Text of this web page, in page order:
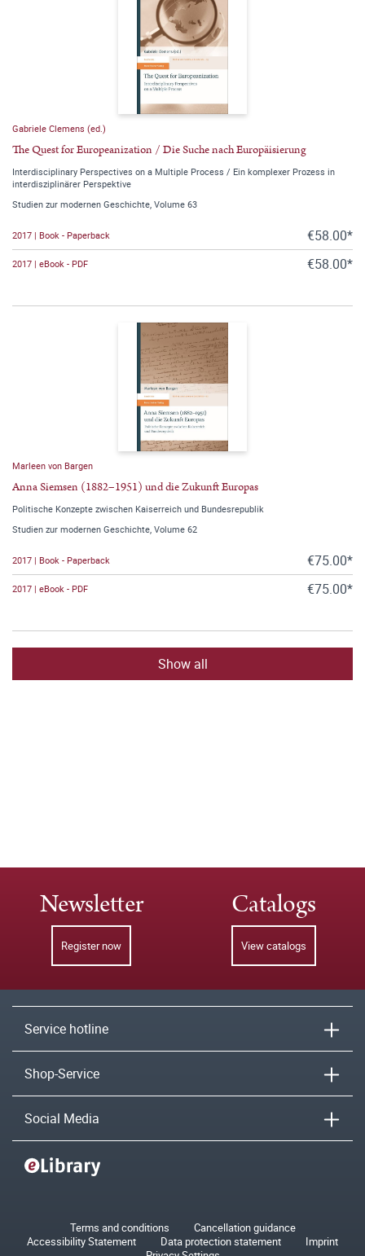
Gabriele Clemens (ed.)
The Quest for Europeanization / Die Suche nach Europäisierung
Interdisciplinary Perspectives on a Multiple Process / Ein komplexer Prozess in
interdisziplinärer Perspektive
Studien zur modernen Geschichte, Volume 63
2017 | Book - Paperback €58.00*
2017 | eBook - PDF €58.00*
Marleen von Bargen
Anna Siemsen (1882–1951) und die Zukunft Europas
Politische Konzepte zwischen Kaiserreich und Bundesrepublik
Studien zur modernen Geschichte, Volume 62
2017 | Book - Paperback €75.00*
2017 | eBook - PDF €75.00*
Show all
Newsletter
Register now
Catalogs
View catalogs
Service hotline
Shop-Service
Social Media
Terms and conditions
Cancellation guidance
Accessibility Statement
Data protection statement
Imprint